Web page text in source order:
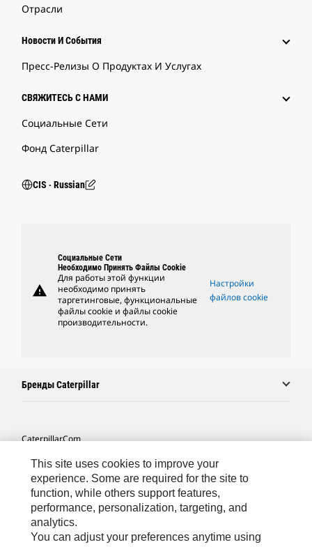
Отрасли
Новости И События
Пресс-Релизы О Продуктах И Услугах
СВЯЖИТЕСЬ С НАМИ
Социальные Сети
Фонд Caterpillar
CIS ‧ Russian
warning
Социальные Сети
Необходимо Принять Файлы Cookie
Для работы этой функции
необходимо принять
таргетинговые, функциональные
файлы cookie и файлы cookie
производительности.
Настройки
файлов cookie
Бренды Caterpillar
Caterpillar.com
Связаться С Caterpillar
Карта Сайта
Cookie Settings
Юридическая Информация
This site uses cookies to improve your
experience. Some are required for the site to
function, while others support features,
performance, personalization, targeting, and
analytics.
You can adjust your preferences anytime using